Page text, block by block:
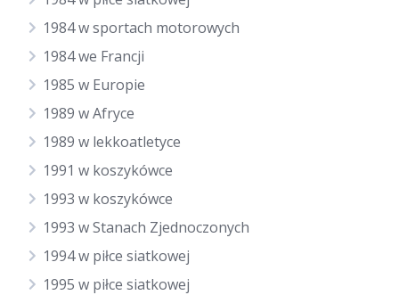
1984 w sportach motorowych
1984 we Francji
1985 w Europie
1989 w Afryce
1989 w lekkoatletyce
1991 w koszykówce
1993 w koszykówce
1993 w Stanach Zjednoczonych
1994 w piłce siatkowej
1995 w piłce siatkowej